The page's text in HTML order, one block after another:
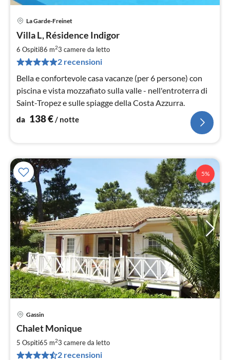
La Garde-Freinet
Villa L, Résidence Indigor
6 Ospiti86 m23 camere da letto
2 recensioni
Bella e confortevole casa vacanze (per 6 persone) con
piscina e vista mozzafiato sulla valle - nell'entroterra di
Saint-Tropez e sulle spiagge della Costa Azzurra.
da 138€/ notte
5%
Gassin
Chalet Monique
5 Ospiti65 m23 camere da letto
2 recensioni